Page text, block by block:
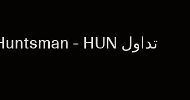
تداول Huntsman - HUN